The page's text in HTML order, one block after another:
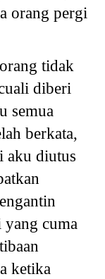
orang pergi
tidak
diberi
semua
berkata,
aku diutus
yang cuma
ketika